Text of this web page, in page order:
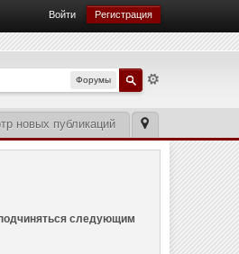
Войти Регистрация
Форумы
новых публикаций
следующим